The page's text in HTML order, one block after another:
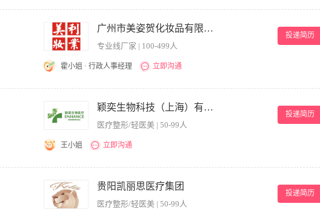
经营。 2. 政府对接迎检：独立对接卫健委、市场监管局等上级监管部门，负责日常报备、政策落
检、整改及复盘工作，熟练掌握医美监管核查标准。 3. 医疗业务管控：统筹机构医务日常工作，规
疗流程，严格审核高风险医美项目方案，严控医疗安全，规范医疗文书管理，杜绝医疗事故与合
调配、绩效考核与梯队搭建，定期开展医疗合规、诊疗规范、风险应急等专项培训，提升团队专业
险预警机制，常态化开展安全排查，独立处理医美医疗投诉与医患纠纷，高效化解矛盾，降低机构
审工作，联动各部门规范业务流程，平衡医疗安全与客户体验，完成上级交办的各项医务专项工
接、官方迎检、合规整改实战经验。 3. 综合能力：具备成熟的团队管理、风险把控、纠纷处理能
备优秀的统筹协调与问题解决能力。 4. 职业素养：工作严谨细致、执行力强，具备良好的职业操
广州市美姿贺化妆品有限公司
专业线厂家 | 100-499人
投递简历
霍小姐 · 行政人事经理 立即沟通
确保中心安全和高效运营； 4.协助医院门诊制定合理的生物医疗流程、医疗安全保障措施，确保治
合作开发以及市场开发。
颖奕生物科技（上海）有限公司
医疗整形/轻医美 | 50-99人
投递简历
王小姐 立即沟通
用配合。 3.针剂注射类，如玻尿酸，胶原蛋白，线雕等。 4.医生资格证，执业证，皮肤科专业。
贵阳凯丽思医疗集团
医疗整形/轻医美 | 50-99人
投递简历